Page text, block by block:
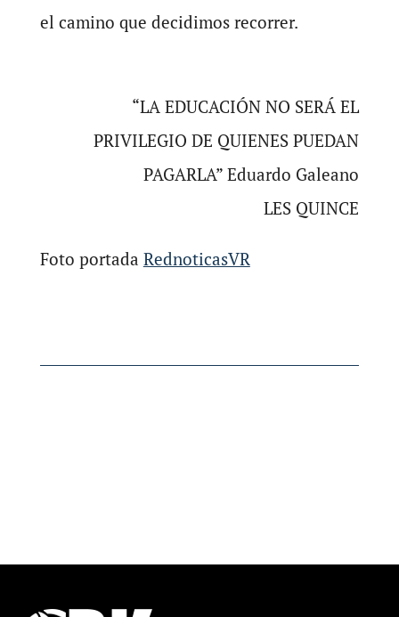
el camino que decidimos recorrer.
“LA EDUCACIÓN NO SERÁ EL
PRIVILEGIO DE QUIENES PUEDAN
PAGARLA” Eduardo Galeano
LES QUINCE
Foto portada RednoticasVR